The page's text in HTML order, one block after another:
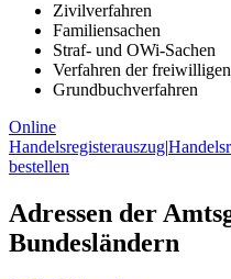
Zivilverfahren
Familiensachen
Straf- und OWi-Sachen
Verfahren der
Grundbuchverfahren
Online
Handelsregisterauszug|
bestellen
Adressen der
Bundesländern